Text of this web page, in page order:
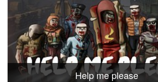
Help me please